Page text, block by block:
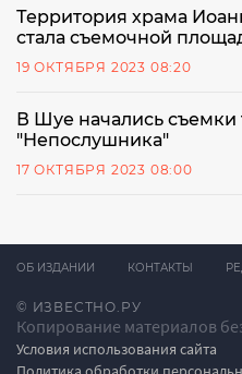
Территория храма
стала съемочной
19 ОКТЯБРЯ 2023 08:20
В Шуе начались съемки
"Непослушника"
17 ОКТЯБРЯ 2023 08:00
© ИЗВЕСТНО.РУ
Копирование материалов
Условия использования сайта
ОБ ИЗДАНИИ КОНТАКТЫ